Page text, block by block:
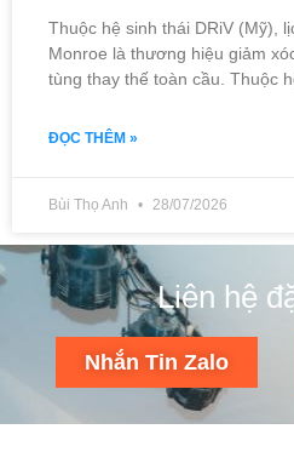
Thuộc hệ sinh thái DRiV (Mỹ),
Monroe là thương hiệu giảm
tùng thay thế toàn cầu. Thuộc
ĐỌC THÊM »
Bùi Thọ Anh 28/07/2026
Liên hệ
Nhắn Tin Zalo